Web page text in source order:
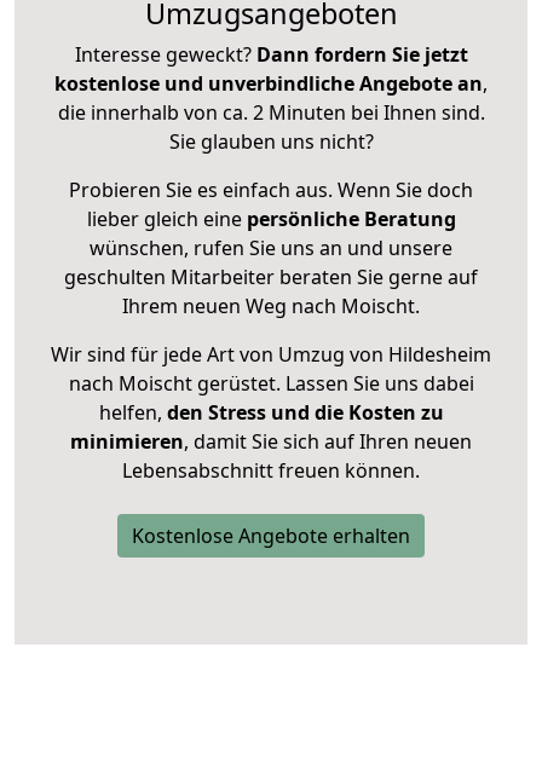
Umzugsangeboten
Interesse geweckt? Dann fordern Sie jetzt
kostenlose und unverbindliche Angebote an,
die innerhalb von ca. 2 Minuten bei Ihnen sind.
Sie glauben uns nicht?
Probieren Sie es einfach aus. Wenn Sie doch
lieber gleich eine persönliche Beratung
wünschen, rufen Sie uns an und unsere
geschulten Mitarbeiter beraten Sie gerne auf
Ihrem neuen Weg nach Moischt.
Wir sind für jede Art von Umzug von Hildesheim
nach Moischt gerüstet. Lassen Sie uns dabei
helfen, den Stress und die Kosten zu
minimieren, damit Sie sich auf Ihren neuen
Lebensabschnitt freuen können.
Kostenlose Angebote erhalten